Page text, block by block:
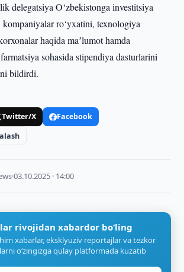
delegatsiya O‘zbekistonga investitsiya
ro‘yxatini, texnologiya
haqida maʼlumot hamda
sohasida stipendiya dasturlarini
bildirdi.
Twitter/X
Facebook
·03.10.2025 · 14:00
rivojidan xabardor bo‘ling
xabarlar, eksklyuziv reportajlar va tezkor
o‘zingizga qulay platformada kuzatib